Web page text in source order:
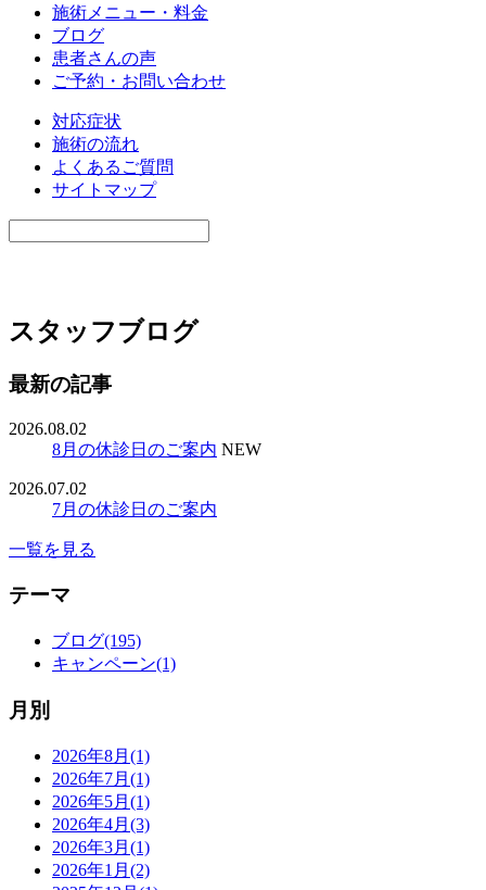
施術メニュー・料金
ブログ
患者さんの声
ご予約・お問い合わせ
対応症状
施術の流れ
よくあるご質問
サイトマップ
スタッフブログ
最新の記事
2026.08.02
8月の休診日のご案内 NEW
2026.07.02
7月の休診日のご案内
一覧を見る
テーマ
ブログ(195)
キャンペーン(1)
月別
2026年8月(1)
2026年7月(1)
2026年5月(1)
2026年4月(3)
2026年3月(1)
2026年1月(2)